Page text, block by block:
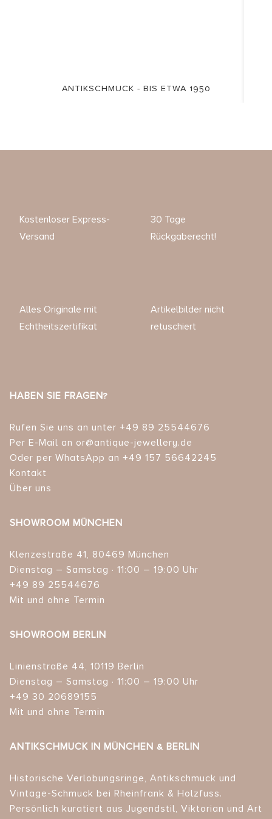
ANTIKSCHMUCK - BIS ETWA 1950
Kostenloser Express-
Versand
30 Tage
Rückgaberecht!
Alles Originale mit
Echtheitszertifikat
Artikelbilder nicht
retuschiert
HABEN SIE FRAGEN?
Rufen Sie uns an unter +49 89 25544676
Per E-Mail an or@antique-jewellery.de
Oder per WhatsApp an +49 157 56642245
Kontakt
Über uns
SHOWROOM MÜNCHEN
Klenzestraße 41, 80469 München
Dienstag – Samstag · 11:00 – 19:00 Uhr
+49 89 25544676
Mit und ohne Termin
SHOWROOM BERLIN
Linienstraße 44, 10119 Berlin
Dienstag – Samstag · 11:00 – 19:00 Uhr
+49 30 20689155
Mit und ohne Termin
ANTIKSCHMUCK IN MÜNCHEN & BERLIN
Historische Verlobungsringe, Antikschmuck und
Vintage-Schmuck bei Rheinfrank & Holzfuss.
Persönlich kuratiert aus Jugendstil, Viktorian und Art